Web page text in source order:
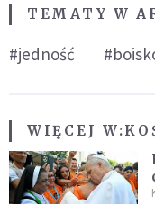
TEMATY W
#jedność
WIĘCEJ W: